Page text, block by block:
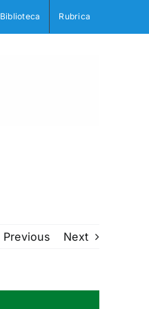
Biblioteca Rubrica
Previous Next